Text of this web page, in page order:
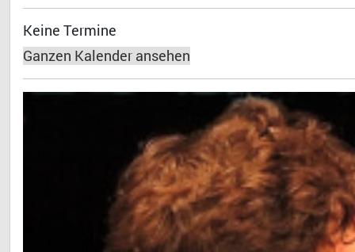
Keine Termine
Ganzen Kalender ansehen